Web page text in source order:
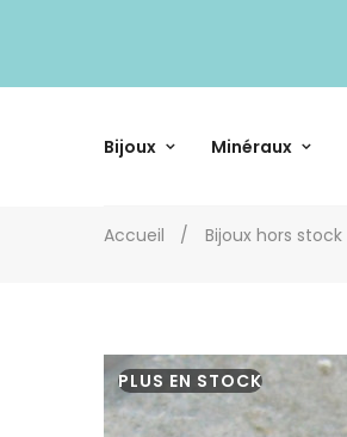
Bijoux Minéraux
Accueil Bijoux hors stock
PLUS EN STOCK